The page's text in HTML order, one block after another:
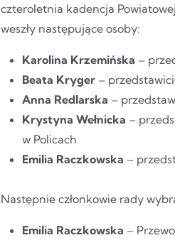
czteroletnia kadencja
weszły następujące osoby:
Karolina Krzemińska –
Beata Kryger –
Anna Redlarska –
Krystyna Wełnicka –
w Policach
Emilia Raczkowska –
Następnie członkowie rady
Emilia Raczkowska –